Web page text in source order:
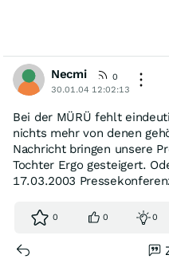
Necmi
0
30.01.04 12:02:13
Bei der MÜRÜ fehlt
nichts mehr von denen
Nachricht bringen unsere
Tochter Ergo gesteigert.
17.03.2003
0 0 0